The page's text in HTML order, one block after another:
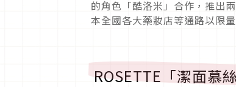
的角色「酷洛米」合作，推出
本全國各大藥妝店等通路以限
ROSETTE「潔面慕